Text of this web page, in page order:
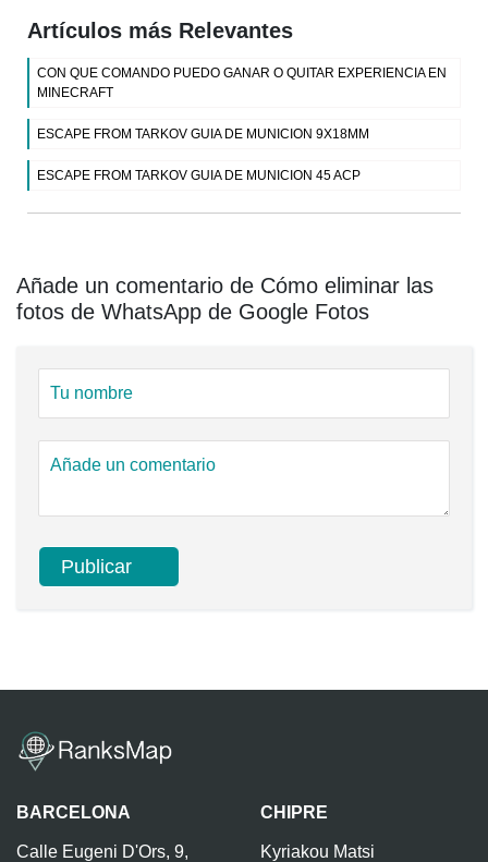
Artículos más Relevantes
CON QUE COMANDO PUEDO GANAR O QUITAR EXPERIENCIA EN
MINECRAFT
ESCAPE FROM TARKOV GUIA DE MUNICION 9X18MM
ESCAPE FROM TARKOV GUIA DE MUNICION 45 ACP
Añade un comentario de Cómo eliminar las
fotos de WhatsApp de Google Fotos
BARCELONA
Calle Eugeni D'Ors, 9,
CHIPRE
Kyriakou Matsi